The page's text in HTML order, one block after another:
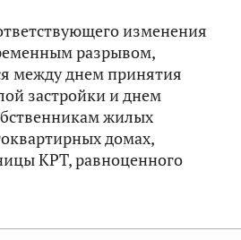
изменения
разрывом,
между днем принятия
застройки и днем
жилых
домах,
КРТ, равноценного